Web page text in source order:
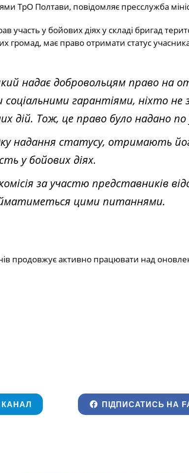
ТрО Полтави, повідомляє пресслужба
у бойових діях у складі бригад
має право отримати статус учасника
надає добровольцям право на
гарантіями, ніхто не
дій. Тож, це право було надано по
надання статусу, отримають
у бойових діях.
за участю представників
цими питаннями.
продовжує активно працювати над
КАНАЛ ПІДПИСАТИСЬ НА